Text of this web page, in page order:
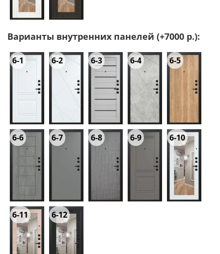
Варианты внутренних панелей (+7000 р.):
6-1 6-2 6-3 6-4 6-5
6-6 6-7 6-8 6-9 6-10
6-11 6-12